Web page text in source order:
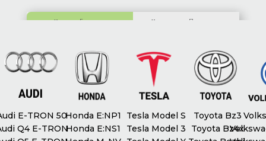
Киев:ул. Гетьмана
Харьков:
ул. Полтавское
E-TRON 50
Q4 E-TRON
Honda E:NP1
Honda E:NS1
Tesla Model S
Tesla Model 3
Toyota Bz3
Toyota Bz4x